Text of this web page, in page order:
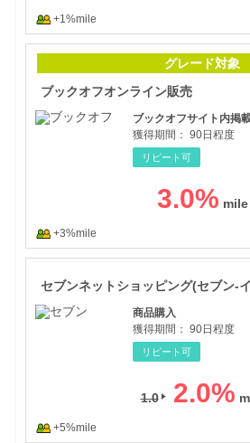
+1%mile
グレード対象
ブックオフオンライン販売
ブックオフサイト内掲
獲得期間： 90日程度
リピート可
3.0%
+3%mile
商品購入
獲得期間： 90日程度
リピート可
1.0 2.0%
+5%mile